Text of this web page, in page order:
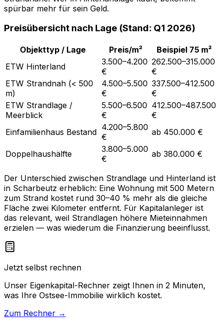
spürbar mehr für sein Geld.
Preisübersicht nach Lage (Stand: Q1 2026)
Objekttyp / Lage Preis/m²
Beispiel 75 m²
ETW Hinterland
3.500–4.200
€
262.500–315.000
€
ETW Strandnah (< 500
m)
4.500–5.500
€
337.500–412.500
€
ETW Strandlage /
Meerblick
5.500–6.500
€
412.500–487.500
€
Einfamilienhaus Bestand 4.200–5.800
€
ab 450.000 €
Doppelhaushälfte
3.800–5.000
€
ab 380.000 €
Der Unterschied zwischen Strandlage und Hinterland ist
in Scharbeutz erheblich: Eine Wohnung mit 500 Metern
zum Strand kostet rund 30–40 % mehr als die gleiche
Fläche zwei Kilometer entfernt. Für Kapitalanleger ist
das relevant, weil Strandlagen höhere Mieteinnahmen
erzielen — was wiederum die Finanzierung beeinflusst.
Jetzt selbst rechnen
Unser Eigenkapital-Rechner zeigt Ihnen in 2 Minuten,
was Ihre Ostsee-Immobilie wirklich kostet.
Zum Rechner →